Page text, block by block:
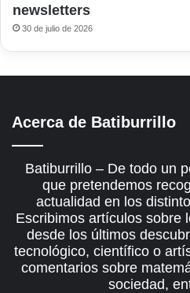
newsletters
30 de julio de 2026
Acerca de Batiburrillo
Batiburrillo – De todo un
que pretendemos
actualidad en los
Escribimos artículos sobre
desde los últimos
tecnológico, científico o
comentarios sobre
sociedad,